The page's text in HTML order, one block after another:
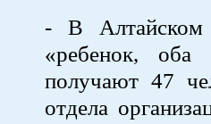
- В Алтайском
«ребенок, оба
получают 47
отдела